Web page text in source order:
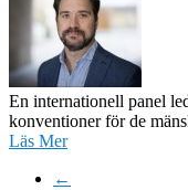
En internationell panel
konventioner för de
Läs Mer
←